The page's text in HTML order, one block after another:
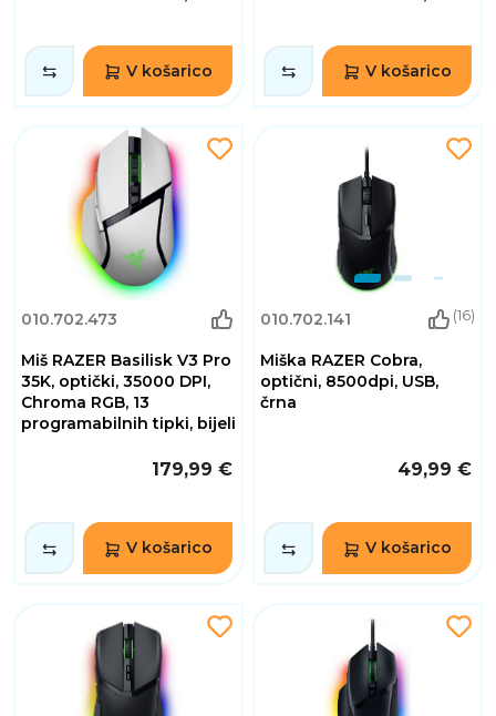
V košarico V košarico
010.702.473
Miš RAZER Basilisk V3 Pro
35K, optički, 35000 DPI,
Chroma RGB, 13
programabilnih tipki, bijeli
179,99 €
V košarico
010.702.141 (16)
Miška RAZER Cobra,
optični, 8500dpi, USB,
črna
49,99 €
V košarico